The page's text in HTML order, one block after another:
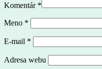
Komentár *
Meno *
E-mail *
Adresa webu